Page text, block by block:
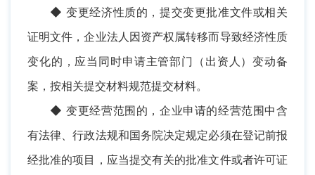
◆ 变更经济性质的，提交变更批准文件或相关
证明文件，企业法人因资产权属转移而导致经济性质
变化的，应当同时申请主管部门（出资人）变动备
案，按相关提交材料规范提交材料。
◆ 变更经营范围的，企业申请的经营范围中含
有法律、行政法规和国务院决定规定必须在登记前报
经批准的项目，应当提交有关的批准文件或者许可证